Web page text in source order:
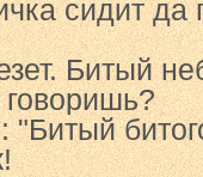
сидит да
Битый